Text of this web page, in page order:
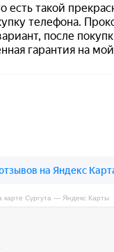
карте Сургута — Яндекс Карты